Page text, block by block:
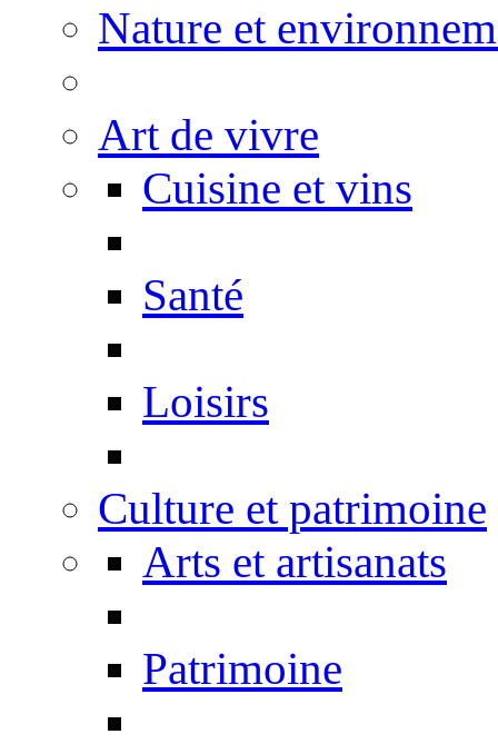
Nature et
Art de vivre
Cuisine et vins
Santé
Loisirs
Culture et patrimoine
Arts et artisanats
Patrimoine